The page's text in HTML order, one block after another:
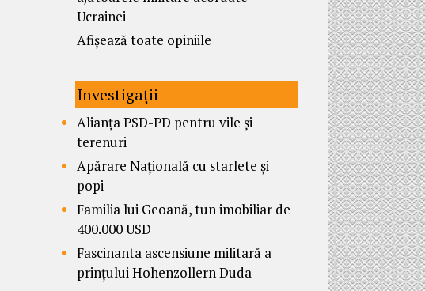
Ucrainei
Afișează toate opiniile
Investigații
Alianța PSD-PD pentru vile și
terenuri
Apărare Națională cu starlete și
popi
Familia lui Geoană, tun imobiliar de
400.000 USD
Fascinanta ascensiune militară a
prințului Hohenzollern Duda